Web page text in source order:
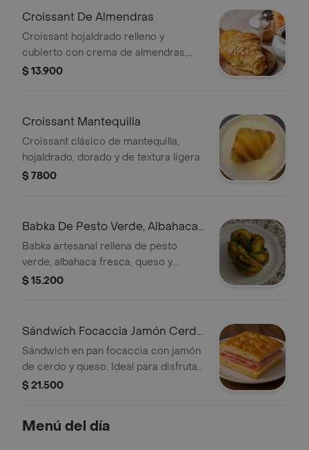
Croissant De Almendras
Croissant hojaldrado relleno y
cubierto con crema de almendras,
coronado con láminas de almendra.
$ 13.900
Croissant Mantequilla
Croissant clásico de mantequilla,
hojaldrado, dorado y de textura ligera.
$ 7800
Babka De Pesto Verde, Albahaca,
Queso Y Aceite De Oliva
Babka artesanal rellena de pesto
verde, albahaca fresca, queso y
aceite de oliva.
$ 15.200
Sándwich Focaccia Jamón Cerdo
Y Queso
Sándwich en pan focaccia con jamón
de cerdo y queso. Ideal para disfrutar
en cualquier momento.
$ 21.500
Menú del día